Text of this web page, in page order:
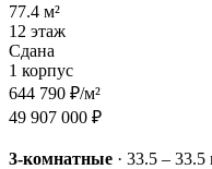
77.4 м²
12 этаж
Сдана
1 корпус
644 790 ₽/м²
49 907 000 ₽
3-комнатные · 33.5 –